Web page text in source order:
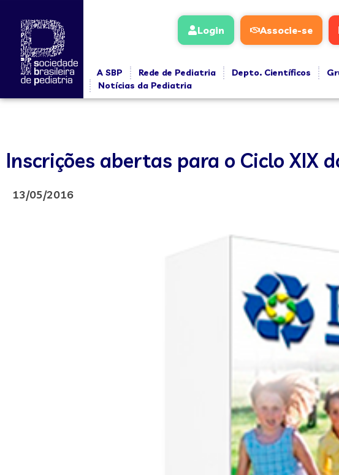
Login Associe-se
A SBP Rede de Pediatria Depto. Científicos
Notícias da Pediatria
Inscrições abertas para o Ciclo XIX
13/05/2016